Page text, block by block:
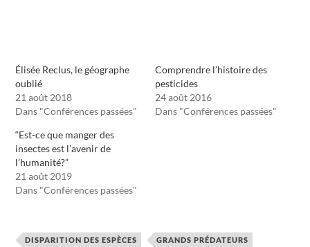
Élisée Reclus, le géographe
oublié
21 août 2018
Dans "Conférences passées"
Comprendre l’histoire des
pesticides
24 août 2016
Dans "Conférences passées"
“Est-ce que manger des
insectes est l’avenir de
l’humanité?”
21 août 2019
Dans "Conférences passées"
DISPARITION DES ESPÈCES GRANDS PRÉDATEURS